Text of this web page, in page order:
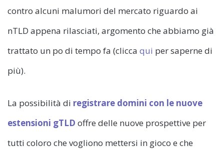
contro alcuni malumori del mercato riguardo ai
nTLD appena rilasciati, argomento che abbiamo già
trattato un po di tempo fa (clicca qui per saperne di
più).
La possibilità di registrare domini con le nuove
estensioni gTLD offre delle nuove prospettive per
tutti coloro che vogliono mettersi in gioco e che